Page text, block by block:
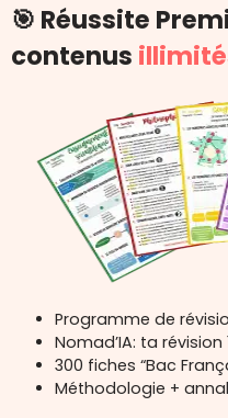
🎯 Réussite
contenus
Programme de
Nomad’IA: ta
300 fiches “Bac
Méthodologie +